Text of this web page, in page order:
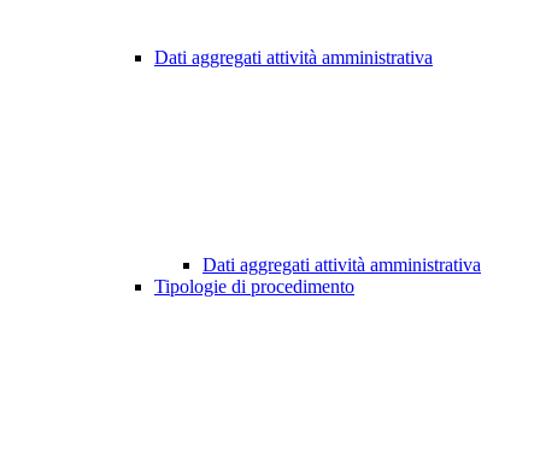
Dati aggregati attività amministrativa
Dati aggregati attività amministrativa
Tipologie di procedimento